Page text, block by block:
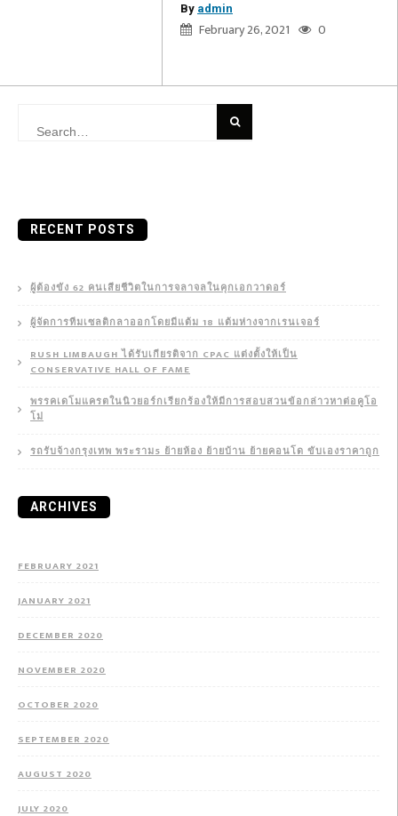
By admin
February 26, 2021 0
RECENT POSTS
ผู้ต้องขัง 62 คนเสียชีวิตในการจลาจลในคุกเอกวาดอร์
ผู้จัดการทีมเซลติกลาออกโดยมีแต้ม 18 แต้มห่างจากเรนเจอร์
RUSH LIMBAUGH ได้รับเกียรติจาก CPAC แต่งตั้งให้เป็น
CONSERVATIVE HALL OF FAME
พรรคเดโมแครตในนิวยอร์กเรียกร้องให้มีการสอบสวนข้อกล่าวหาต่อคูโอ
โม่
รถรับจ้างกรุงเทพ พระราม5 ย้ายห้อง ย้ายบ้าน ย้ายคอนโด ขับเองราคาถูก
ARCHIVES
FEBRUARY 2021
JANUARY 2021
DECEMBER 2020
NOVEMBER 2020
OCTOBER 2020
SEPTEMBER 2020
AUGUST 2020
JULY 2020